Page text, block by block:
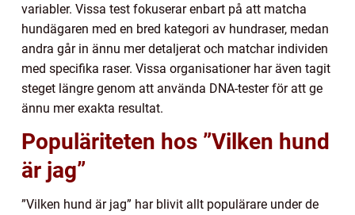
variabler. Vissa test fokuserar enbart på att matcha
hundägaren med en bred kategori av hundraser, medan
andra går in ännu mer detaljerat och matchar individen
med specifika raser. Vissa organisationer har även tagit
steget längre genom att använda DNA-tester för att ge
ännu mer exakta resultat.
Populäriteten hos ”Vilken hund
är jag”
”Vilken hund är jag” har blivit allt populärare under de